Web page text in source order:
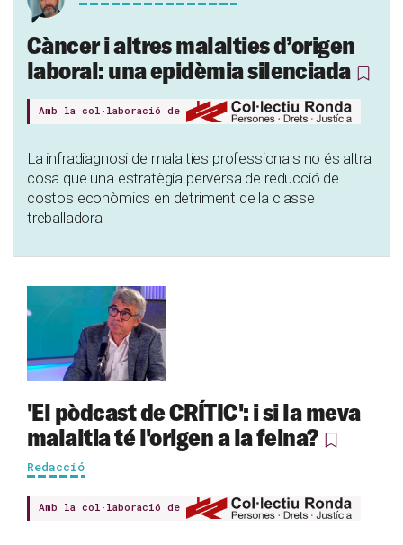
Càncer i altres malalties d’origen
laboral: una epidèmia silenciada
Amb la col·laboració de
La infradiagnosi de malalties professionals no és altra
cosa que una estratègia perversa de reducció de
costos econòmics en detriment de la classe
treballadora
'El pòdcast de CRÍTIC': i si la meva
malaltia té l'origen a la feina?
Redacció
Amb la col·laboració de